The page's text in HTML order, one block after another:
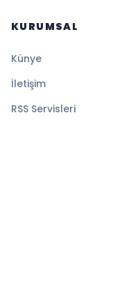
KURUMSAL
Künye
İletişim
RSS Servisleri